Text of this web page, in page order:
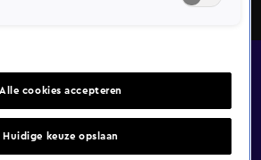
Alle cookies accepteren
Huidige keuze opslaan